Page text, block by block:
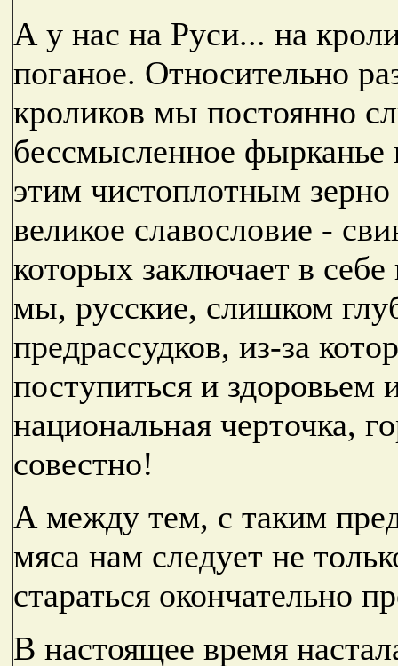
А у нас на Руси... на
поганое. Относительно
кроликов мы постоянно
бессмысленное
этим чистоплотным
великое славословие -
которых заключает в
мы, русские, слишком
предрассудков, из-за
поступиться и
национальная черточка,
совестно!
А между тем, с таким
мяса нам следует не
стараться окончательно
В настоящее время